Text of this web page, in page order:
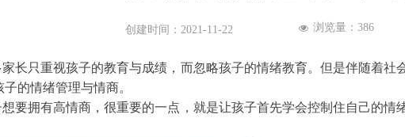
长只重视孩子的教育与成绩，而忽略孩子的情绪教育。但是伴随着
的情绪管理与情商。
要拥有高情商，很重要的一点，就是让孩子首先学会控制住自己的
创建时间： 2021-11-22 넶 浏览量： 386